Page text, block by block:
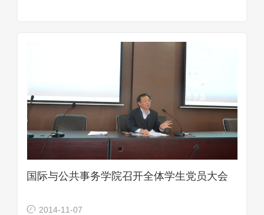
国际与公共事务学院召开全体学生党员大会
2014-11-07